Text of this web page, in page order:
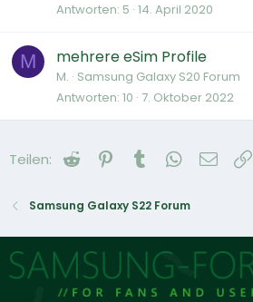
Antworten 5 14. April 2020
M mehrere eSim Profile
M. Samsung Galaxy S20 Forum
Antworten 10 7. Oktober 2022
Teilen: Reddit Pinterest
Tumblr WhatsApp
E-Mail
Samsung Galaxy S22 Forum